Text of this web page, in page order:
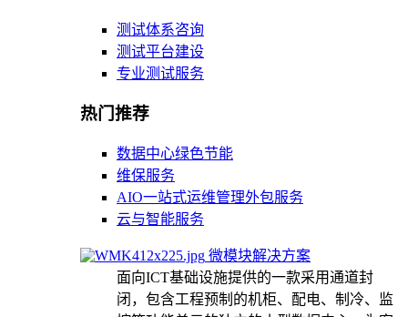
测试体系咨询
测试平台建设
专业测试服务
热门推荐
数据中心绿色节能
维保服务
AIO一站式运维管理外包服务
云与智能服务
微模块解决方案
面向ICT基础设施提供的一款采用通道封
闭，包含工程预制的机柜、配电、制冷、监